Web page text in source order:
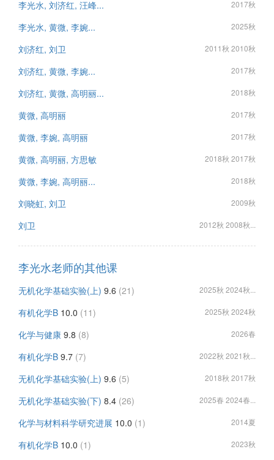
李光水, 刘济红, 汪峰... 2017秋
李光水, 黄微, 李婉... 2025秋
刘济红, 刘卫 2011秋 2010秋
刘济红, 黄微, 李婉... 2017秋
刘济红, 黄微, 高明丽... 2018秋
黄微, 高明丽 2017秋
黄微, 李婉, 高明丽 2017秋
黄微, 高明丽, 方思敏 2018秋 2017秋
黄微, 李婉, 高明丽... 2018秋
刘晓虹, 刘卫 2009秋
刘卫 2012秋 2008秋...
李光水老师的其他课
无机化学基础实验(上) 9.6 (21) 2025秋 2024秋...
有机化学B 10.0 (11) 2025秋 2024秋
化学与健康 9.8 (8) 2026春
有机化学B 9.7 (7) 2022秋 2021秋...
无机化学基础实验(上) 9.6 (5) 2018秋 2017秋
无机化学基础实验(下) 8.4 (26) 2025春 2024春...
化学与材料科学研究进展 10.0 (1) 2014夏
有机化学B 10.0 (1) 2023秋